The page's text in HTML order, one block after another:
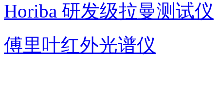
Horiba 研发级拉曼测试仪
傅里叶红外光谱仪